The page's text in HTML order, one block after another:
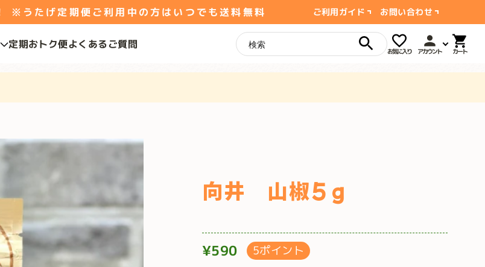
げ定期便ご利用中の方はいつでも送料無料 ご利用ガイド お問い合わせ
定期おトク便よくあるご質問
アカウント
お気に入り
向井 山椒5ｇ
通
¥590 5ポイント